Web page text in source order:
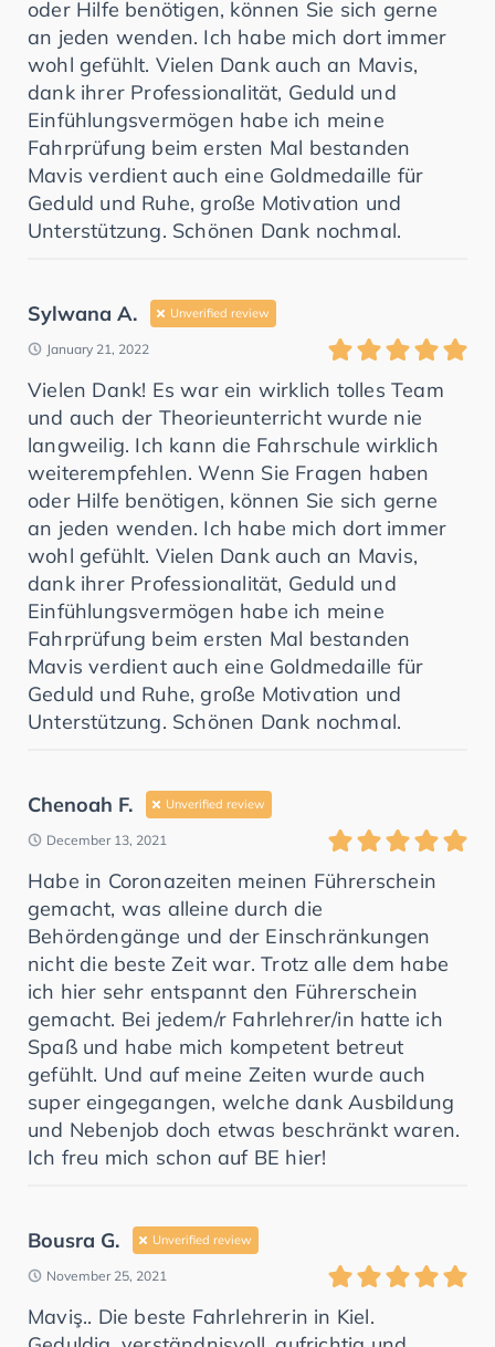
oder Hilfe benötigen, können Sie sich gerne
an jeden wenden. Ich habe mich dort immer
wohl gefühlt. Vielen Dank auch an Mavis,
dank ihrer Professionalität, Geduld und
Einfühlungsvermögen habe ich meine
Fahrprüfung beim ersten Mal bestanden
Mavis verdient auch eine Goldmedaille für
Geduld und Ruhe, große Motivation und
Unterstützung. Schönen Dank nochmal.
Sylwana A. Unverified review
January 21, 2022
Vielen Dank! Es war ein wirklich tolles Team
und auch der Theorieunterricht wurde nie
langweilig. Ich kann die Fahrschule wirklich
weiterempfehlen. Wenn Sie Fragen haben
oder Hilfe benötigen, können Sie sich gerne
an jeden wenden. Ich habe mich dort immer
wohl gefühlt. Vielen Dank auch an Mavis,
dank ihrer Professionalität, Geduld und
Einfühlungsvermögen habe ich meine
Fahrprüfung beim ersten Mal bestanden
Mavis verdient auch eine Goldmedaille für
Geduld und Ruhe, große Motivation und
Unterstützung. Schönen Dank nochmal.
Chenoah F. Unverified review
December 13, 2021
Habe in Coronazeiten meinen Führerschein
gemacht, was alleine durch die
Behördengänge und der Einschränkungen
nicht die beste Zeit war. Trotz alle dem habe
ich hier sehr entspannt den Führerschein
gemacht. Bei jedem/r Fahrlehrer/in hatte ich
Spaß und habe mich kompetent betreut
gefühlt. Und auf meine Zeiten wurde auch
super eingegangen, welche dank Ausbildung
und Nebenjob doch etwas beschränkt waren.
Ich freu mich schon auf BE hier!
Bousra G. Unverified review
November 25, 2021
Maviş.. Die beste Fahrlehrerin in Kiel.